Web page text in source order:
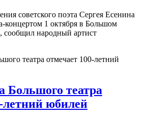
советского поэта Сергея Есенина
концертом 1 октября в Большом
сообщил народный артист
Большого театра
летний юбилей